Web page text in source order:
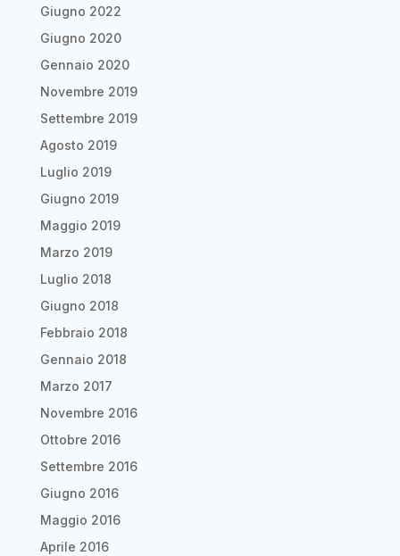
Giugno 2022
Giugno 2020
Gennaio 2020
Novembre 2019
Settembre 2019
Agosto 2019
Luglio 2019
Giugno 2019
Maggio 2019
Marzo 2019
Luglio 2018
Giugno 2018
Febbraio 2018
Gennaio 2018
Marzo 2017
Novembre 2016
Ottobre 2016
Settembre 2016
Giugno 2016
Maggio 2016
Aprile 2016